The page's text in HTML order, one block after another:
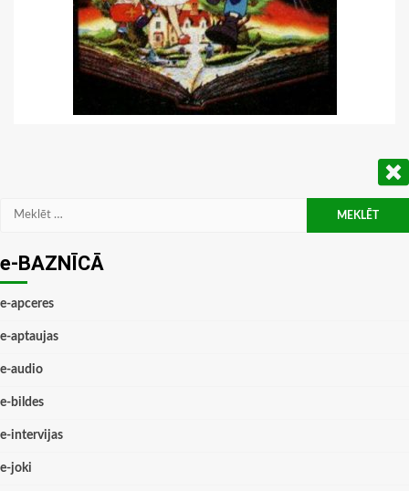
Meklēt:
e-BAZNĪCĀ
e-apceres
e-aptaujas
e-audio
e-bildes
e-intervijas
e-joki